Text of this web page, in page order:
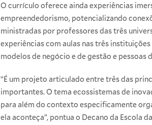
O currículo oferece ainda experiências
empreendedorismo, potencializando
ministradas por professores das três
experiências com aulas nas três
modelos de negócio e de gestão e pessoas
“É um projeto articulado entre três das
importantes. O tema ecossistemas de
para além do contexto especificamente
ela aconteça”, pontua o Decano da Escola